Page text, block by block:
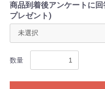
商品到着後アンケートに
プレゼント)
数量